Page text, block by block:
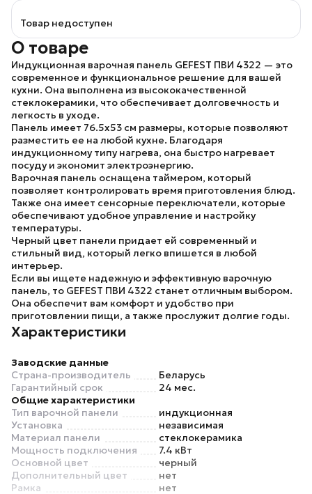
Товар недоступен
О товаре
Индукционная варочная панель GEFEST ПВИ 4322 — это
современное и функциональное решение для вашей
кухни. Она выполнена из высококачественной
стеклокерамики, что обеспечивает долговечность и
легкость в уходе.
Панель имеет 76.5x53 см размеры, которые позволяют
разместить ее на любой кухне. Благодаря
индукционному типу нагрева, она быстро нагревает
посуду и экономит электроэнергию.
Варочная панель оснащена таймером, который
позволяет контролировать время приготовления блюд.
Также она имеет сенсорные переключатели, которые
обеспечивают удобное управление и настройку
температуры.
Черный цвет панели придает ей современный и
стильный вид, который легко впишется в любой
интерьер.
Если вы ищете надежную и эффективную варочную
панель, то GEFEST ПВИ 4322 станет отличным выбором.
Она обеспечит вам комфорт и удобство при
приготовлении пищи, а также прослужит долгие годы.
Характеристики
Заводские данные
Страна-производитель
Беларусь
Гарантийный срок
24 мес.
Общие характеристики
Тип варочной панели
индукционная
Установка
независимая
Материал панели
стеклокерамика
Мощность подключения
7.4 кВт
Основной цвет
черный
Дополнительный цвет
нет
Рамка
нет